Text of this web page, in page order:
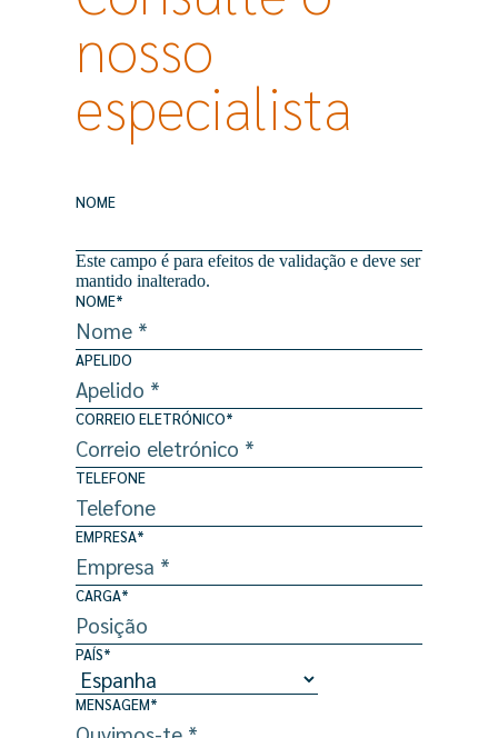
nosso
especialista
NOME
Este campo é para efeitos de validação e deve ser
mantido inalterado.
NOME*
APELIDO
CORREIO ELETRÓNICO*
TELEFONE
EMPRESA*
CARGA*
PAÍS*
MENSAGEM*